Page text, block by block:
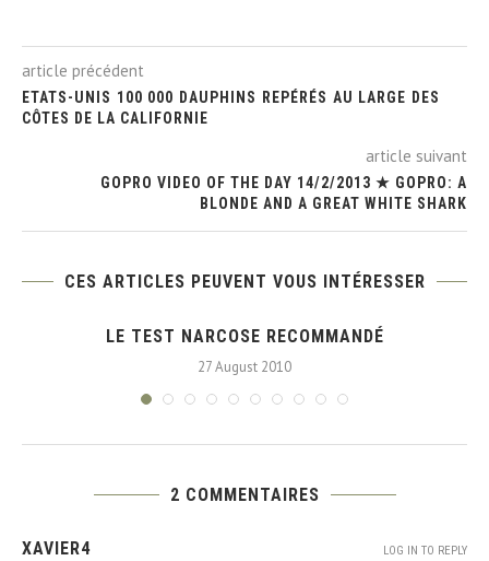
article précédent
ETATS-UNIS 100 000 DAUPHINS REPÉRÉS AU LARGE DES
CÔTES DE LA CALIFORNIE
article suivant
GOPRO VIDEO OF THE DAY 14/2/2013 ★ GOPRO: A
BLONDE AND A GREAT WHITE SHARK
CES ARTICLES PEUVENT VOUS INTÉRESSER
LE TEST NARCOSE RECOMMANDÉ
27 August 2010
2 COMMENTAIRES
XAVIER4 LOG IN TO REPLY